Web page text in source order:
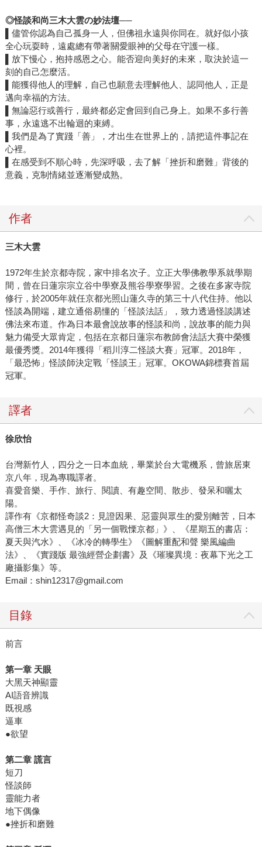
◎怪談和尚三木大雲の妙法壇──
▌儘管你認為自己孤身一人，但佛祖永遠與你同在。就好似小孩
全心玩耍時，遠處總有帶著關愛眼神的父母在守護一樣。
▌放下慢心，抱持感恩之心。能否迎向美好的未來，取決於這一
刻的自己怎麼活。
▌能獲得他人的理解，自己也願意去理解他人、認同他人，正是
邁向幸福的方法。
▌無論惡行或善行，最終都必定會回到自己身上。如果不多行善
事，永遠逃不出輪迴的束縛。
▌我們是為了實踐「善」，才出生在世界上的，請把這件事記在
心裡。
▌在感受到不順心時，先深呼吸，去了解「挫折和磨難」背後的
意義，克制情緒並逐漸變成熟。
作者
三木大雲
1972年生於京都寺院，家中排名次子。立正大學佛教學系就學期
間，曾在日蓮宗宗立谷中學寮及熊谷學寮學習。之後在多家寺院
修行，於2005年就任京都光照山蓮久寺的第三十八代住持。他以
怪談為開端，建立通俗易懂的「怪談法話」，致力透過怪談講述
佛法來布道。作為日本最會說故事的怪談和尚，說故事的能力與
魅力備受大眾肯定，包括在京都日蓮宗布教師會法話大賽中榮獲
最優秀獎。2014年獲得「稻川淳二怪談大賽」冠軍。2018年，
「最恐怖」怪談師決定戰「怪談王」冠軍。OKOWA錦標賽首屆
冠軍。
譯者
徐欣怡
台灣新竹人，四分之一日本血統，畢業於台大電機系，曾旅居東
京八年，現為專職譯者。
喜愛音樂、手作、旅行、閱讀、有趣空間、散步、發呆和曬太
陽。
譯作有《京都怪奇談2：見證因果、惡靈與眾生的愛別離苦，日本
高僧三木大雲遇見的「另一個戰慄京都」》、《星期五的書店：
夏天與汽水》、《冰冷的轉學生》《圖解重配和聲 樂風編曲
法》、《實踐版 最強經營企劃書》及《璀璨異境：夜幕下光之工
廠攝影集》等。
Email：shin12317@gmail.com
目錄
前言
第一章 天眼
大黑天神顯靈
AI語音辨識
既視感
逼車
●欲望
第二章 謊言
短刀
怪談師
靈能力者
地下偶像
●挫折和磨難